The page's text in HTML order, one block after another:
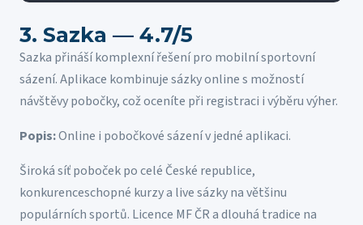
3. Sazka — 4.7/5
Sazka přináší komplexní řešení pro mobilní sportovní
sázení. Aplikace kombinuje sázky online s možností
návštěvy pobočky, což oceníte při registraci i výběru výher.
Popis:Online i pobočkové sázení v jedné aplikaci.
Široká síť poboček po celé České republice,
konkurenceschopné kurzy a live sázky na většinu
populárních sportů. Licence MF ČR a dlouhá tradice na